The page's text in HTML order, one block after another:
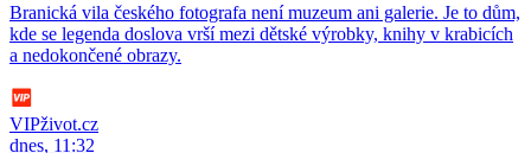
Branická vila českého fotografa není muzeum ani galerie. Je to dům,
kde se legenda doslova vrší mezi dětské výrobky, knihy v krabicích
a nedokončené obrazy.
VIPživot.cz
dnes, 11:32